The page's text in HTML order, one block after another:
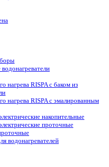
нагрева RISPA с баком из
нагрева RISPA с эмалированным
накопительные
проточные
водонагревателей